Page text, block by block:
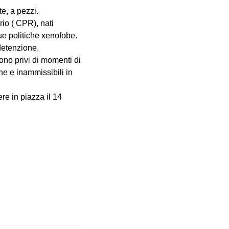
a pezzi.
( CPR), nati
politiche xenofobe.
privi di momenti di
e inammissibili in
in piazza il 14